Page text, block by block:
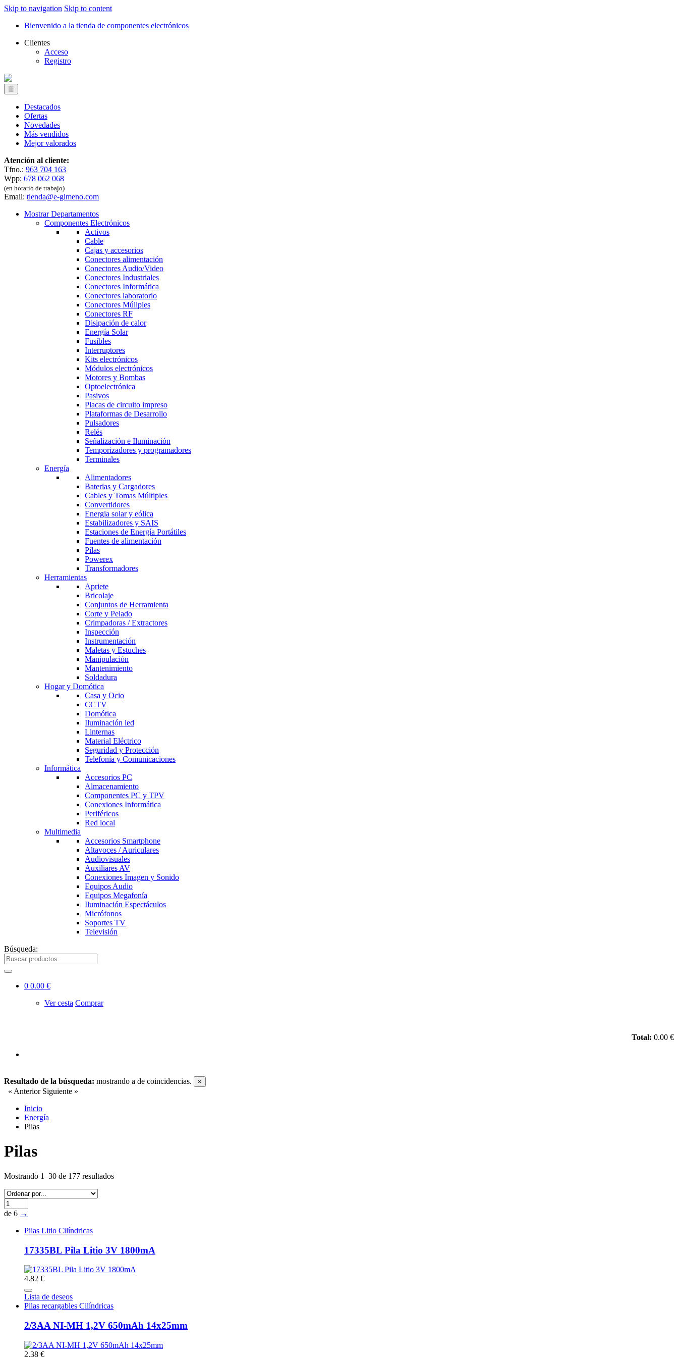
Skip to navigation Skip to content
Bienvenido a la tienda de componentes electrónicos
Clientes
Acceso
Registro
☰
Destacados
Ofertas
Novedades
Más vendidos
Mejor valorados
Atención al cliente:
Tfno.: 963 704 163
Wpp: 678 062 068
(en horario de trabajo)
Email: tienda@e-gimeno.com
Mostrar Departamentos
Componentes Electrónicos
Activos
Cable
Cajas y accesorios
Conectores alimentación
Conectores Audio/Video
Conectores Industriales
Conectores Informática
Conectores laboratorio
Conectores Múliples
Conectores RF
Disipación de calor
Energía Solar
Fusibles
Interruptores
Kits electrónicos
Módulos electrónicos
Motores y Bombas
Optoelectrónica
Pasivos
Placas de circuito impreso
Plataformas de Desarrollo
Pulsadores
Relés
Señalización e Iluminación
Temporizadores y programadores
Terminales
Energía
Alimentadores
Baterias y Cargadores
Cables y Tomas Múltiples
Convertidores
Energia solar y eólica
Estabilizadores y SAIS
Estaciones de Energía Portátiles
Fuentes de alimentación
Pilas
Powerex
Transformadores
Herramientas
Apriete
Bricolaje
Conjuntos de Herramienta
Corte y Pelado
Crimpadoras / Extractores
Inspección
Instrumentación
Maletas y Estuches
Manipulación
Mantenimiento
Soldadura
Hogar y Domótica
Casa y Ocio
CCTV
Domótica
Iluminación led
Linternas
Material Eléctrico
Seguridad y Protección
Telefonía y Comunicaciones
Informática
Accesorios PC
Almacenamiento
Componentes PC y TPV
Conexiones Informática
Periféricos
Red local
Multimedia
Accesorios Smartphone
Altavoces / Auriculares
Audiovisuales
Auxiliares AV
Conexiones Imagen y Sonido
Equipos Audio
Equipos Megafonía
Iluminación Espectáculos
Micrófonos
Soportes TV
Televisión
Búsqueda:
0 0.00 €
Ver cesta Comprar
Total: 0.00 €
Resultado de la búsqueda: mostrando a de coincidencias. ×
« Anterior Siguiente »
Inicio
Energía
Pilas
Pilas
Mostrando 1–30 de 177 resultados
de 6 →
Pilas Litio Cilíndricas
17335BL Pila Litio 3V 1800mA
4.82 €
Lista de deseos
Pilas recargables Cilíndricas
2/3AA NI-MH 1,2V 650mAh 14x25mm
2.38 €